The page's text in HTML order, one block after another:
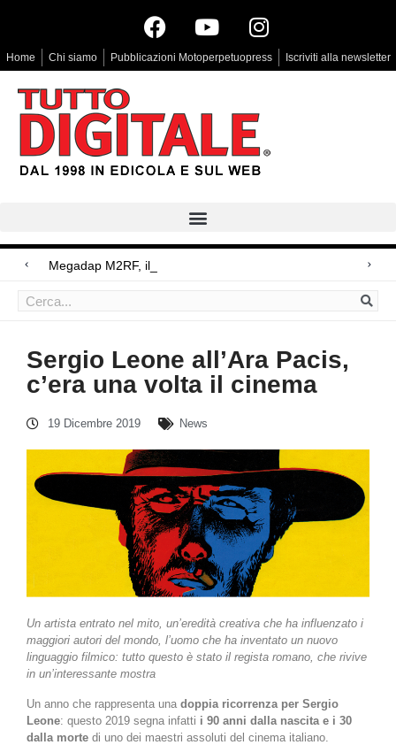
Home Chi siamo Pubblicazioni Motoperpetuopress Iscriviti alla newsletter
Megadap M2RF, il primo adattatore autofo
Arri Rental, evoluzioni in arrivo
Sergio Leone all’Ara Pacis,
c’era una volta il cinema
19 Dicembre 2019 News
Un artista entrato nel mito, un’eredità creativa che ha influenzato i
maggiori autori del mondo, l’uomo che ha inventato un nuovo
linguaggio filmico: tutto questo è stato il regista romano, che rivive
in un’interessante mostra
Un anno che rappresenta una doppia ricorrenza per Sergio
Leone: questo 2019 segna infatti i 90 anni dalla nascita e i 30
dalla morte di uno dei maestri assoluti del cinema italiano.